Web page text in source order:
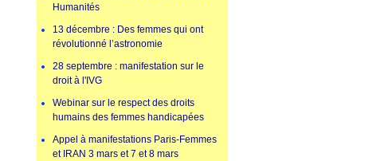
Humanités
13 décembre : Des femmes qui ont
révolutionné l’astronomie
28 septembre : manifestation sur le
droit à l'IVG
Webinar sur le respect des droits
humains des femmes handicapées
Appel à manifestations Paris-Femmes
et IRAN 3 mars et 7 et 8 mars